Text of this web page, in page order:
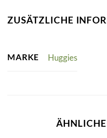
ZUSÄTZLICHE
MARKE Huggies